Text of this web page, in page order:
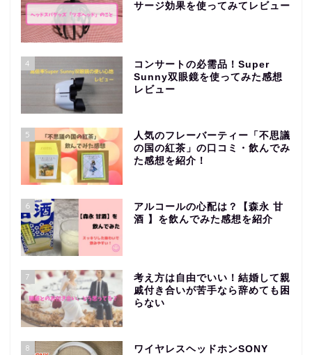
サージ効果を使ってみてレビュー
4
コンサートの必需品！Super
Sunny双眼鏡を使ってみた感想
レビュー
5
人気のフレーバーティー「不思議
の国の紅茶」の口コミ・飲んでみ
た感想を紹介！
6
アルコールの心配は？【森永 甘
酒 】を飲んでみた感想を紹介
7
考え方は自由でいい！結婚して親
戚付き合いが苦手なら辞めても困
らない
8
ワイヤレスヘッドホンSONY